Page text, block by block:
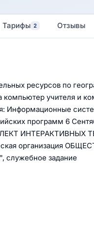
Тарифы 2 Отзывы
ресурсов по
компьютер учителя и
Информационные
программ 6
организация
задание